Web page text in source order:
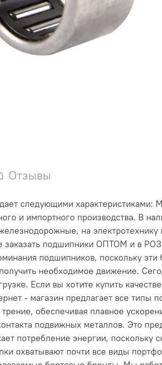
Отзывы
следующими характеристиками:
и импортного производства. В
на
заказать подшипники ОПТОМ и в
подшипников, поскольку
необходимое движение.
Если вы хотите купить
- магазин предлагает все
обеспечивая плавное
подвижных металлов. Это
потребление энергии,
охватывают почти все виды